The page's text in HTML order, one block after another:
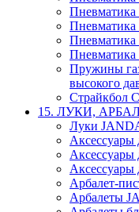
Пневматика
Пружины
высокого
Страйкбол
15. ЛУКИ,
Луки
Аксессуары
Аксессуары
Аксессуары
Арбалет-
Арбалеты